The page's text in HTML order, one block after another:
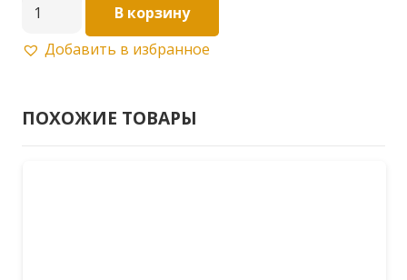
Количество
Манжета
В корзину
Добавить в избранное
ПОХОЖИЕ ТОВАРЫ